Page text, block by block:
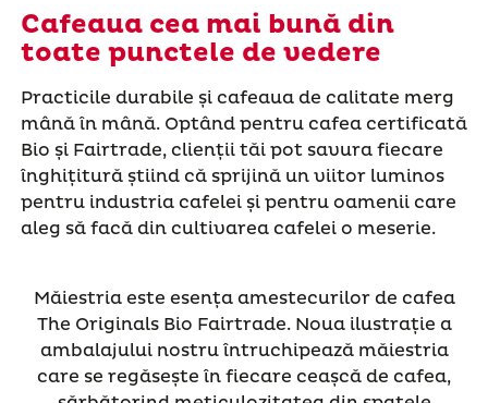
Cafeaua cea mai bună din
toate punctele de vedere
Practicile durabile și cafeaua de calitate merg
mână în mână. Optând pentru cafea certificată
Bio și Fairtrade, clienții tăi pot savura fiecare
înghițitură știind că sprijină un viitor luminos
pentru industria cafelei și pentru oamenii care
aleg să facă din cultivarea cafelei o meserie.
Măiestria este esența amestecurilor de cafea
The Originals Bio Fairtrade. Noua ilustrație a
ambalajului nostru întruchipează măiestria
care se regăsește în fiecare ceașcă de cafea,